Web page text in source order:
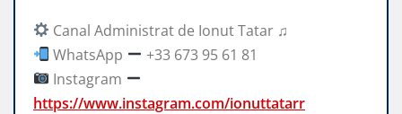
Canal Administrat de Ionut Tatar ♫
WhatsApp
+33 673 95 61 81
Instagram
https://www.instagram.com/ionuttatarr